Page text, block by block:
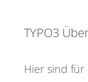
TYPO3
Hier sind für